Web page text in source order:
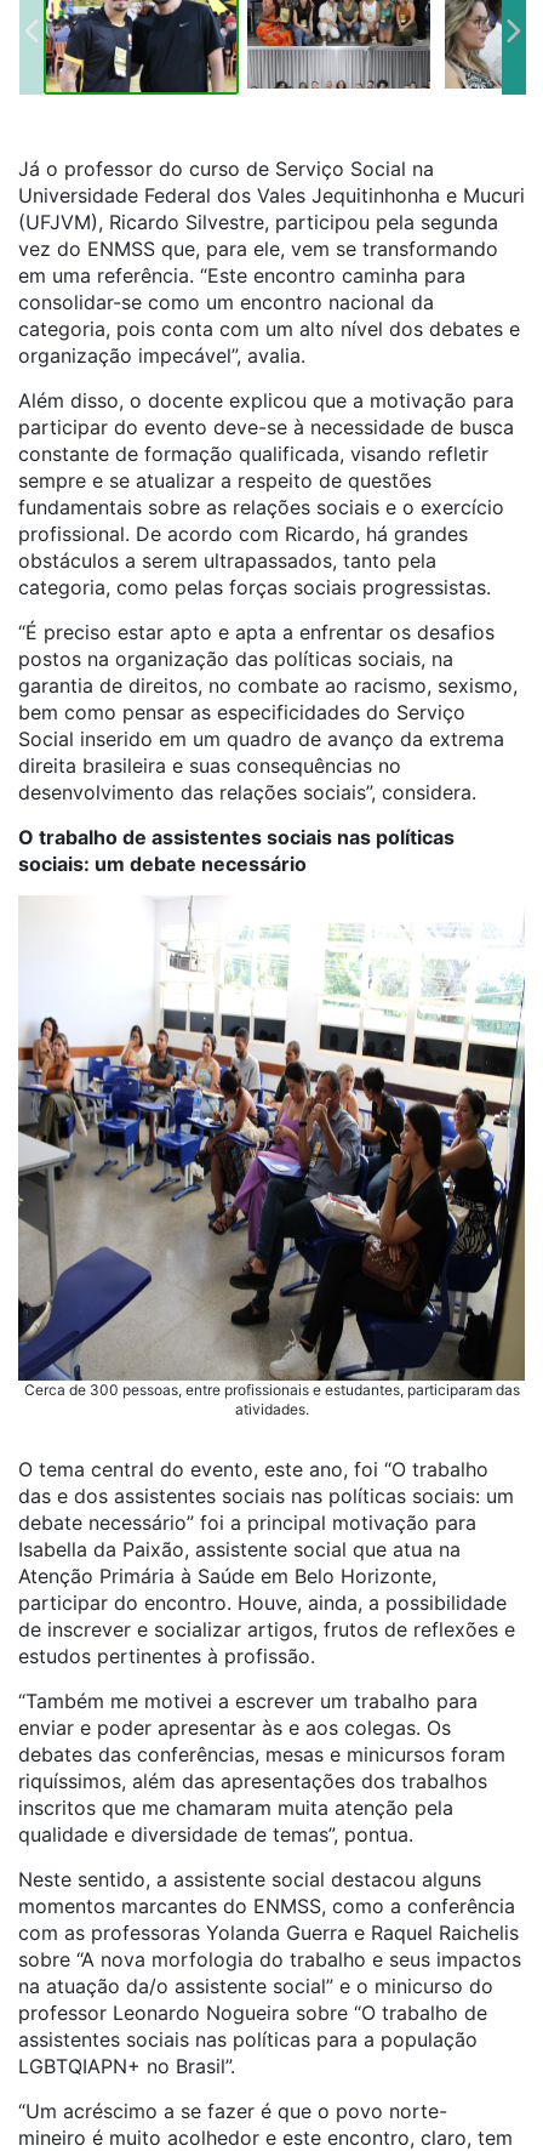
Já o professor do curso de Serviço Social na
Universidade Federal dos Vales Jequitinhonha e Mucuri
(UFJVM), Ricardo Silvestre, participou pela segunda
vez do ENMSS que, para ele, vem se transformando
em uma referência. “Este encontro caminha para
consolidar-se como um encontro nacional da
categoria, pois conta com um alto nível dos debates e
organização impecável”, avalia.
Além disso, o docente explicou que a motivação para
participar do evento deve-se à necessidade de busca
constante de formação qualificada, visando refletir
sempre e se atualizar a respeito de questões
fundamentais sobre as relações sociais e o exercício
profissional. De acordo com Ricardo, há grandes
obstáculos a serem ultrapassados, tanto pela
categoria, como pelas forças sociais progressistas.
“É preciso estar apto e apta a enfrentar os desafios
postos na organização das políticas sociais, na
garantia de direitos, no combate ao racismo, sexismo,
bem como pensar as especificidades do Serviço
Social inserido em um quadro de avanço da extrema
direita brasileira e suas consequências no
desenvolvimento das relações sociais”, considera.
O trabalho de assistentes sociais nas políticas
sociais: um debate necessário
Cerca de 300 pessoas, entre profissionais e estudantes, participaram das
atividades.
O tema central do evento, este ano, foi “O trabalho
das e dos assistentes sociais nas políticas sociais: um
debate necessário” foi a principal motivação para
Isabella da Paixão, assistente social que atua na
Atenção Primária à Saúde em Belo Horizonte,
participar do encontro. Houve, ainda, a possibilidade
de inscrever e socializar artigos, frutos de reflexões e
estudos pertinentes à profissão.
“Também me motivei a escrever um trabalho para
enviar e poder apresentar às e aos colegas. Os
debates das conferências, mesas e minicursos foram
riquíssimos, além das apresentações dos trabalhos
inscritos que me chamaram muita atenção pela
qualidade e diversidade de temas”, pontua.
Neste sentido, a assistente social destacou alguns
momentos marcantes do ENMSS, como a conferência
com as professoras Yolanda Guerra e Raquel Raichelis
sobre “A nova morfologia do trabalho e seus impactos
na atuação da/o assistente social” e o minicurso do
professor Leonardo Nogueira sobre “O trabalho de
assistentes sociais nas políticas para a população
LGBTQIAPN+ no Brasil”.
“Um acréscimo a se fazer é que o povo norte-
mineiro é muito acolhedor e este encontro, claro, tem